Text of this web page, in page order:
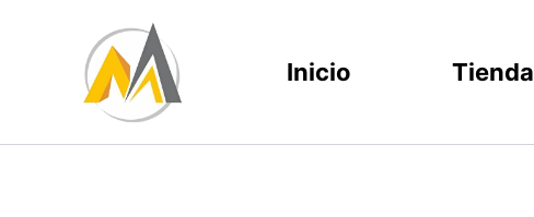
Inicio Tienda